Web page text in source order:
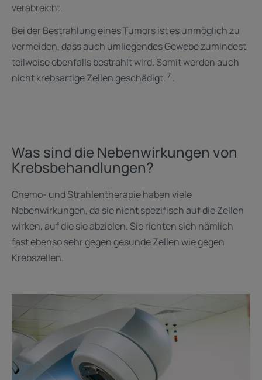
verabreicht.
Bei der Bestrahlung eines Tumors ist es unmöglich zu
vermeiden, dass auch umliegendes Gewebe zumindest
teilweise ebenfalls bestrahlt wird. Somit werden auch
nicht krebsartige Zellen geschädigt. 7 . ​
Was sind die Nebenwirkungen von
Krebsbehandlungen?
Chemo- und Strahlentherapie haben viele
Nebenwirkungen, da sie nicht spezifisch auf die Zellen
wirken, auf die sie abzielen. Sie richten sich nämlich
fast ebenso sehr gegen gesunde Zellen wie gegen
Krebszellen.